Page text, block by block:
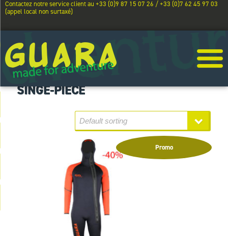
Contactez notre service client au +33 (0)9 87 15 07 26 / +33 (0)7 62 45 97 03
(appel local non surtaxé)
SINGE-PIECE
Promo